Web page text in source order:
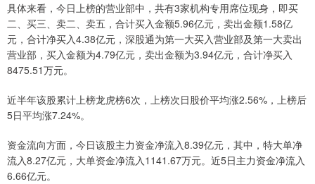
具体来看，今日上榜的营业部中，共有3家机构专用席位现身，即买
二、买三、卖二、卖五，合计买入金额5.96亿元，卖出金额1.58亿
元，合计净买入4.38亿元，深股通为第一大买入营业部及第一大卖出
营业部，买入金额为4.79亿元，卖出金额为3.94亿元，合计净买入
8475.51万元。
近半年该股累计上榜龙虎榜6次，上榜次日股价平均涨2.56%，上榜后
5日平均涨7.24%。
资金流向方面，今日该股主力资金净流入8.39亿元，其中，特大单净
流入8.27亿元，大单资金净流入1141.67万元。近5日主力资金净流入
6.66亿元。